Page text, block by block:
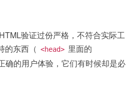
验证过份严格，不符合实际工
的东西（ <head> 里面的
确的用户体验，它们有时候却是必